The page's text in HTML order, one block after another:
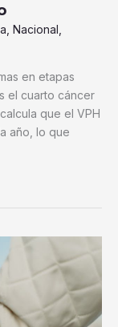
Nacional
en etapas
el cuarto cáncer
que el VPH
año, lo que